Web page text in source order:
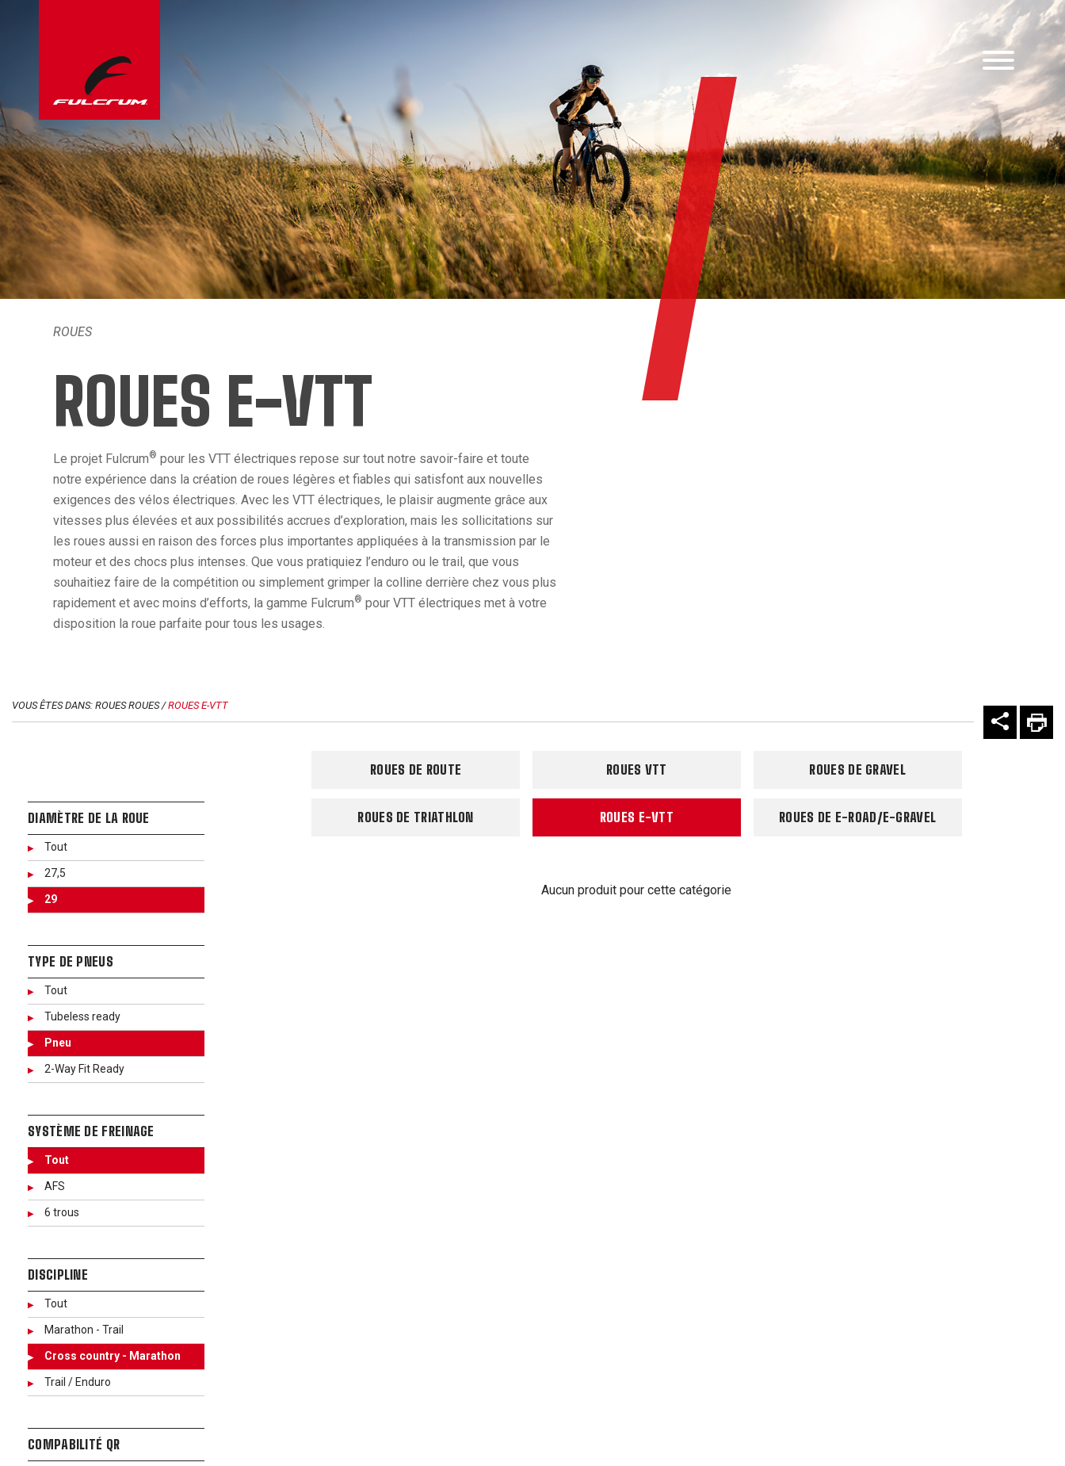
ROUES
ROUES E-VTT
Le projet Fulcrum® pour les VTT électriques repose sur tout notre savoir-faire et toute
notre expérience dans la création de roues légères et fiables qui satisfont aux nouvelles
exigences des vélos électriques. Avec les VTT électriques, le plaisir augmente grâce aux
vitesses plus élevées et aux possibilités accrues d’exploration, mais les sollicitations sur
les roues aussi en raison des forces plus importantes appliquées à la transmission par le
moteur et des chocs plus intenses. Que vous pratiquiez l’enduro ou le trail, que vous
souhaitiez faire de la compétition ou simplement grimper la colline derrière chez vous plus
rapidement et avec moins d’efforts, la gamme Fulcrum® pour VTT électriques met à votre
disposition la roue parfaite pour tous les usages.
VOUS ÊTES DANS: ROUES ROUES /ROUES E-VTT
DIAMÈTRE DE LA ROUE
Tout
27,5
29
TYPE DE PNEUS
Tout
Tubeless ready
Pneu
2-Way Fit Ready
SYSTÈME DE FREINAGE
Tout
AFS
6 trous
DISCIPLINE
Tout
Marathon - Trail
Cross country - Marathon
Trail / Enduro
COMPABILITÉ QR
ROUES DE ROUTE ROUES VTT ROUES DE GRAVEL
ROUES DE TRIATHLON ROUES E-VTT ROUES DE E-ROAD/E-GRAVEL
Aucun produit pour cette catégorie